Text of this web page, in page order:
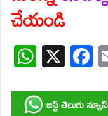
చేయండి
W
h
at
X F
e